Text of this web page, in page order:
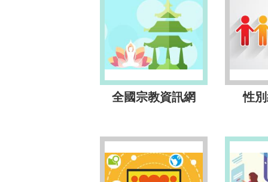
全國宗教資訊網 性